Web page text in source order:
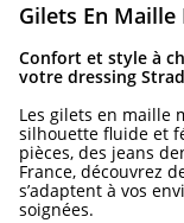
Gilets En
Confort et style à
votre dressing
Les gilets en maille
silhouette fluide et
pièces, des jeans
France, découvrez
s’adaptent à vos
soignées.